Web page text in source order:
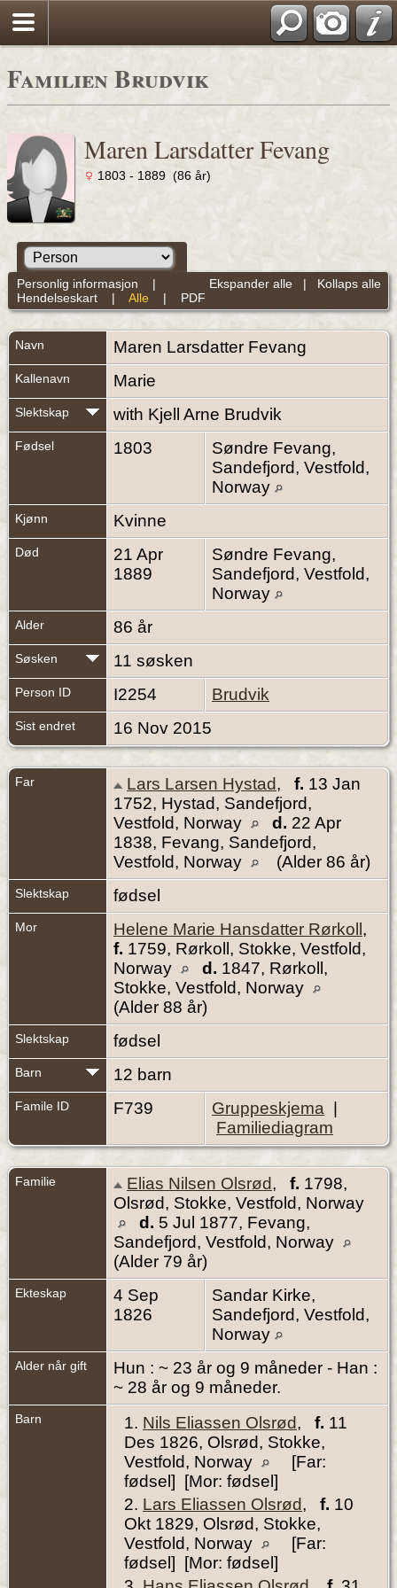
Familien Brudvik
Maren Larsdatter Fevang
1803 - 1889 (86 år)
Ekspander alle | Kollaps alle
Personlig informasjon |
Hendelseskart| Alle | PDF
Navn Maren Larsdatter Fevang
Kallenavn Marie
Slektskap with Kjell Arne Brudvik
Fødsel 1803
Søndre Fevang,
Sandefjord, Vestfold,
Norway
Kjønn Kvinne
Død
21 Apr
1889
Søndre Fevang,
Sandefjord, Vestfold,
Norway
Alder 86 år
Søsken 11 søsken
Person ID I2254 Brudvik
Sist endret 16 Nov 2015
Far Lars Larsen Hystad, f. 13 Jan
1752, Hystad, Sandefjord,
Vestfold, Norway
d. 22 Apr
1838, Fevang, Sandefjord,
Vestfold, Norway
(Alder 86 år)
Slektskap fødsel
Mor Helene Marie Hansdatter Rørkoll ,
f. 1759, Rørkoll, Stokke, Vestfold,
Norway
d. 1847, Rørkoll,
Stokke, Vestfold, Norway
(Alder 88 år)
Slektskap fødsel
Barn 12 barn
Famile ID F739 Gruppeskjema
Familiediagram
Familie Elias Nilsen Olsrød, f. 1798,
Olsrød, Stokke, Vestfold, Norway
d. 5 Jul 1877, Fevang,
Sandefjord, Vestfold, Norway
(Alder 79 år)
Ekteskap
4 Sep
1826
Sandar Kirke,
Sandefjord, Vestfold,
Norway
Alder når gift
Hun : ~ 23 år og 9 måneder - Han :
~ 28 år og 9 måneder.
Barn 1. Nils Eliassen Olsrød, f. 11
Des 1826, Olsrød, Stokke,
Vestfold, Norway
[Far:
fødsel] [Mor: fødsel]
2. Lars Eliassen Olsrød, f. 10
Okt 1829, Olsrød, Stokke,
Vestfold, Norway
[Far:
fødsel] [Mor: fødsel]